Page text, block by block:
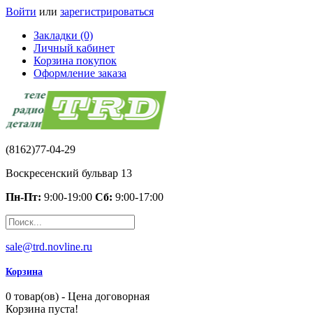
Войти или зарегистрироваться
Закладки (0)
Личный кабинет
Корзина покупок
Оформление заказа
(8162)77-04-29
Воскресенский бульвар 13
Пн-Пт: 9:00-19:00 Сб: 9:00-17:00
sale@trd.novline.ru
Корзина
0 товар(ов) - Цена договорная
Корзина пуста!